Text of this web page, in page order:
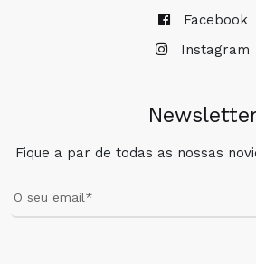
Facebook
Instagram
Fique a par de todas as nossas